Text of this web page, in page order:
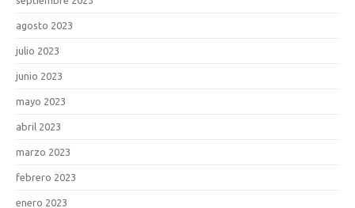
agosto 2023
julio 2023
junio 2023
mayo 2023
abril 2023
marzo 2023
febrero 2023
enero 2023